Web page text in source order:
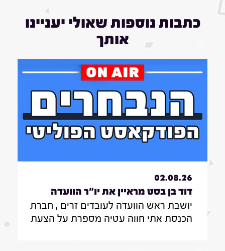
כתבות נוספות שאולי יעניינו
אותך
02.08.26
דוד בן בסט מראיין את יו"ר הוועדה
לעובדים זרים , חברת הכנסת אתי חווה
עטיה|31.7.26
יושבת ראש הוועדה לעובדים זרים , חברת
הכנסת אתי חווה עטיה מספרת על הצעת